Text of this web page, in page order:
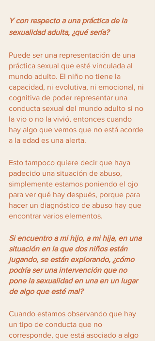
Y con respecto a una práctica de la
sexualidad adulta, ¿qué sería?
Puede ser una representación de una
práctica sexual que esté vinculada al
mundo adulto. El niño no tiene la
capacidad, ni evolutiva, ni emocional, ni
cognitiva de poder representar una
conducta sexual del mundo adulto si no
la vio o no la vivió, entonces cuando
hay algo que vemos que no está acorde
a la edad es una alerta.
Esto tampoco quiere decir que haya
padecido una situación de abuso,
simplemente estamos poniendo el ojo
para ver qué hay después, porque para
hacer un diagnóstico de abuso hay que
encontrar varios elementos.
Si encuentro a mi hijo, a mi hija, en una
situación en la que dos niños están
jugando, se están explorando, ¿cómo
podría ser una intervención que no
pone la sexualidad en una en un lugar
de algo que esté mal?
Cuando estamos observando que hay
un tipo de conducta que no
corresponde, que está asociado a algo